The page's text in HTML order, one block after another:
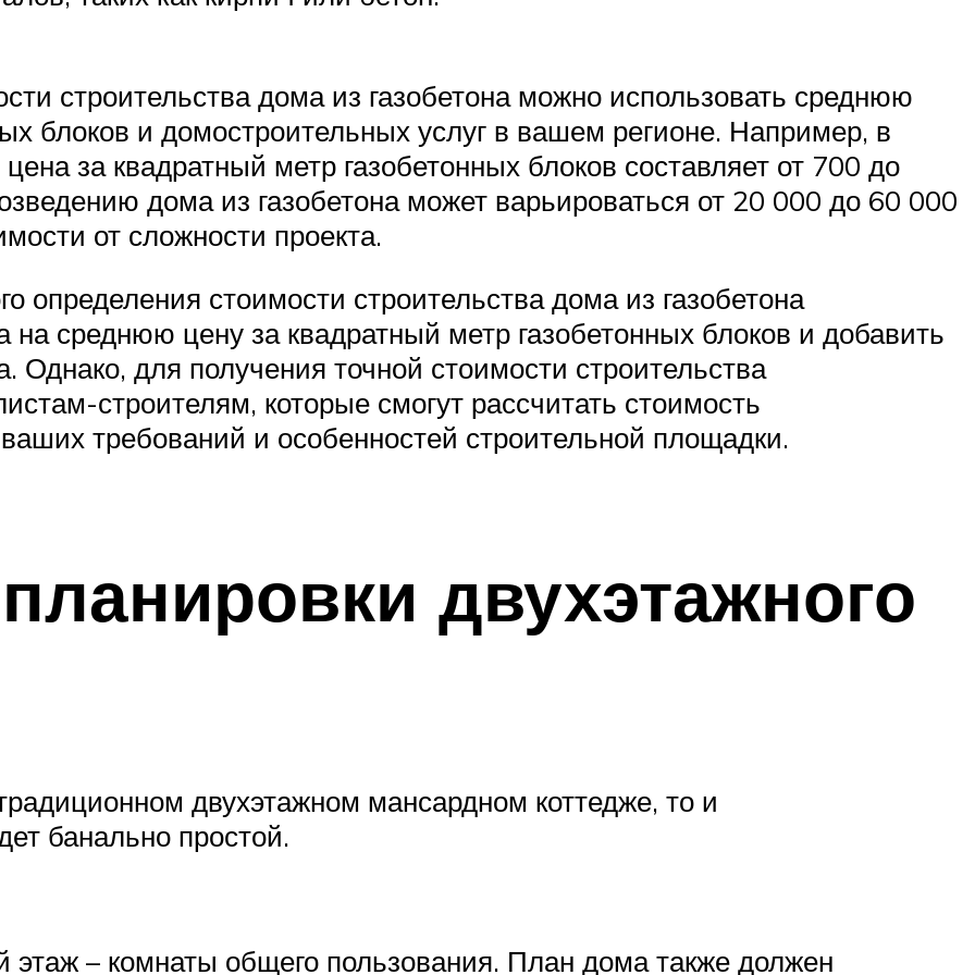
строительства дома из газобетона можно использовать среднюю
блоков и домостроительных услуг в вашем регионе. Например, в
за квадратный метр газобетонных блоков составляет от 700 до
дома из газобетона может варьироваться от 20 000 до 60 000
от сложности проекта.
определения стоимости строительства дома из газобетона
среднюю цену за квадратный метр газобетонных блоков и добавить
Однако, для получения точной стоимости строительства
строителям, которые смогут рассчитать стоимость
требований и особенностей строительной площадки.
двухэтажного
двухэтажном мансардном коттедже, то и
банально простой.
этаж – комнаты общего пользования. План дома также должен